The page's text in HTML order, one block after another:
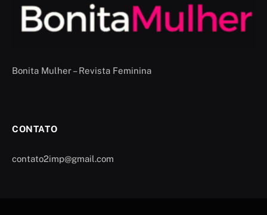
Bonita Mulher – Revista Feminina
CONTATO
contato2imp@gmail.com